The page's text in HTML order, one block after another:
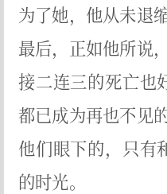
为了她，他从未退
最后，正如他所说
接二连三的死亡也
都已成为再也不见
他们眼下的，只有
的时光。